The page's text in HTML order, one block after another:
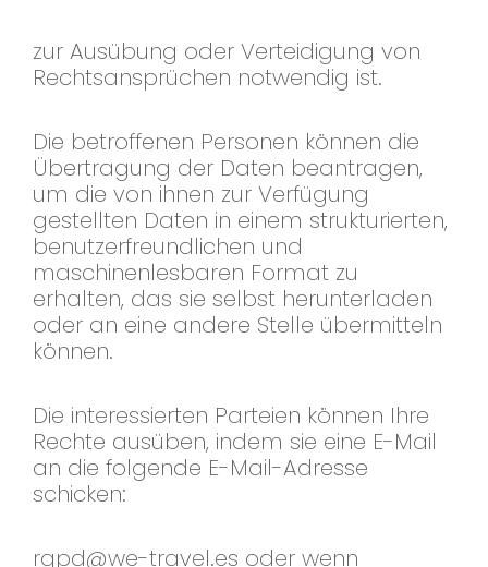
zur Ausübung oder Verteidigung von
Rechtsansprüchen notwendig ist.
Die betroffenen Personen können die
Übertragung der Daten beantragen,
um die von ihnen zur Verfügung
gestellten Daten in einem strukturierten,
benutzerfreundlichen und
maschinenlesbaren Format zu
erhalten, das sie selbst herunterladen
oder an eine andere Stelle übermitteln
können.
Die interessierten Parteien können Ihre
Rechte ausüben, indem sie eine E-Mail
an die folgende E-Mail-Adresse
schicken:
rgpd@we-travel.es oder wenn